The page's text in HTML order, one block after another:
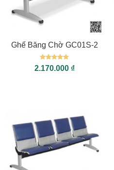
Ghế Băng Chờ GC01S-2
Được xếp
hạng55
2.170.000 ₫